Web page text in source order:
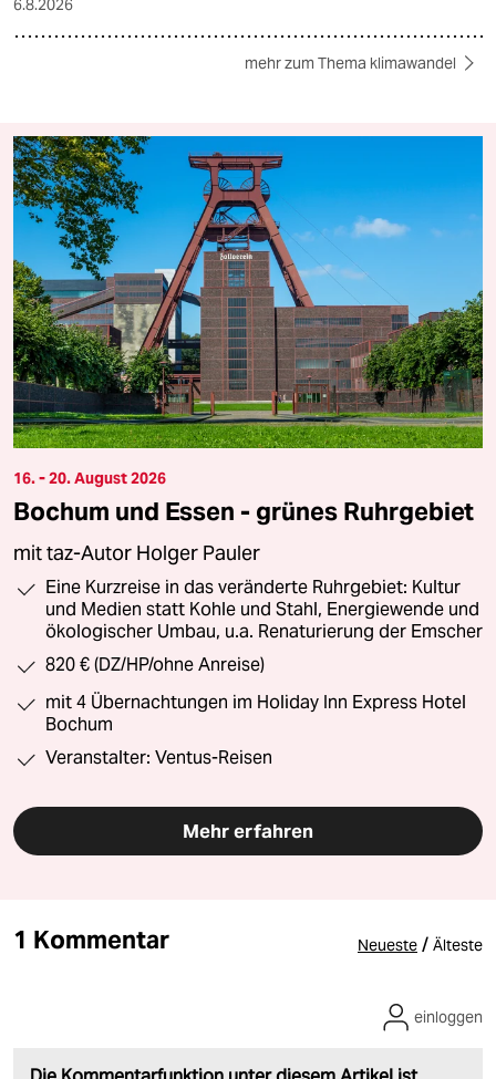
6.8.2026
mehr zum Thema klimawandel
16. - 20. August 2026
Bochum und Essen - grünes Ruhrgebiet
mit taz-Autor Holger Pauler
Eine Kurzreise in das veränderte Ruhrgebiet: Kultur
und Medien statt Kohle und Stahl, Energiewende und
ökologischer Umbau, u.a. Renaturierung der Emscher
820 € (DZ/HP/ohne Anreise)
mit 4 Übernachtungen im Holiday Inn Express Hotel
Bochum
Veranstalter: Ventus-Reisen
Mehr erfahren
1 Kommentar Neueste / Älteste
einloggen